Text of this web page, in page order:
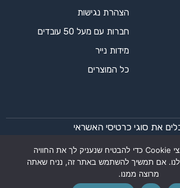
הצהרת נגישות
חברות עם מעל 50 עובדים
מידות נייר
כל המוצרים
את סוגי כרטיסי האשראי
אנו משתמשים בקובצי Cookie כדי להבטיח שנעניק לך את החוויה
אם תמשיך להשתמש באתר זה, נניח שאתה
מרוצה ממנו.